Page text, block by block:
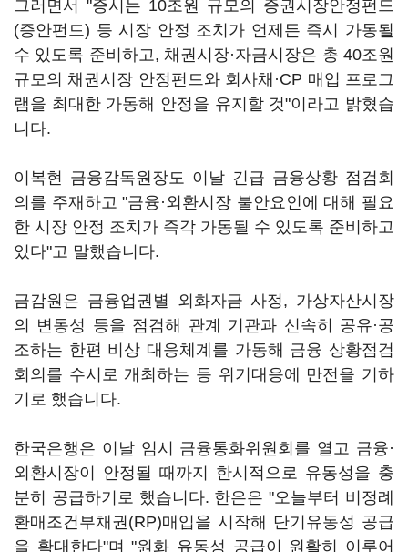
그러면서 "증시는 10조원 규모의 증권시장안정펀드
(증안펀드) 등 시장 안정 조치가 언제든 즉시 가동될
수 있도록 준비하고, 채권시장·자금시장은 총 40조원
규모의 채권시장 안정펀드와 회사채·CP 매입 프로그
램을 최대한 가동해 안정을 유지할 것"이라고 밝혔습
니다.
이복현 금융감독원장도 이날 긴급 금융상황 점검회
의를 주재하고 "금융·외환시장 불안요인에 대해 필요
한 시장 안정 조치가 즉각 가동될 수 있도록 준비하고
있다"고 말했습니다.
금감원은 금융업권별 외화자금 사정, 가상자산시장
의 변동성 등을 점검해 관계 기관과 신속히 공유·공
조하는 한편 비상 대응체계를 가동해 금융 상황점검
회의를 수시로 개최하는 등 위기대응에 만전을 기하
기로 했습니다.
한국은행은 이날 임시 금융통화위원회를 열고 금융·
외환시장이 안정될 때까지 한시적으로 유동성을 충
분히 공급하기로 했습니다. 한은은 "오늘부터 비정례
환매조건부채권(RP)매입을 시작해 단기유동성 공급
을 확대한다"며 "원화 유동성 공급이 원활히 이루어